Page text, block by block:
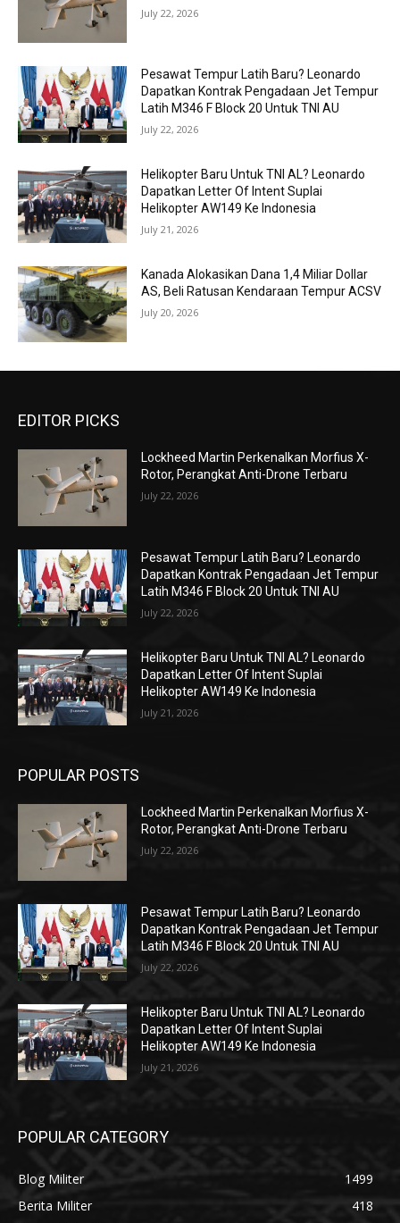
July 22, 2026
Pesawat Tempur Latih Baru? Leonardo
Dapatkan Kontrak Pengadaan Jet Tempur
Latih M346 F Block 20 Untuk TNI AU
July 22, 2026
Helikopter Baru Untuk TNI AL? Leonardo
Dapatkan Letter Of Intent Suplai
Helikopter AW149 Ke Indonesia
July 21, 2026
Kanada Alokasikan Dana 1,4 Miliar Dollar
AS, Beli Ratusan Kendaraan Tempur ACSV
July 20, 2026
EDITOR PICKS
Lockheed Martin Perkenalkan Morfius X-
Rotor, Perangkat Anti-Drone Terbaru
July 22, 2026
Pesawat Tempur Latih Baru? Leonardo
Dapatkan Kontrak Pengadaan Jet Tempur
Latih M346 F Block 20 Untuk TNI AU
July 22, 2026
Helikopter Baru Untuk TNI AL? Leonardo
Dapatkan Letter Of Intent Suplai
Helikopter AW149 Ke Indonesia
July 21, 2026
POPULAR POSTS
Lockheed Martin Perkenalkan Morfius X-
Rotor, Perangkat Anti-Drone Terbaru
July 22, 2026
Pesawat Tempur Latih Baru? Leonardo
Dapatkan Kontrak Pengadaan Jet Tempur
Latih M346 F Block 20 Untuk TNI AU
July 22, 2026
Helikopter Baru Untuk TNI AL? Leonardo
Dapatkan Letter Of Intent Suplai
Helikopter AW149 Ke Indonesia
July 21, 2026
POPULAR CATEGORY
Blog Militer
1499
Berita Militer
418